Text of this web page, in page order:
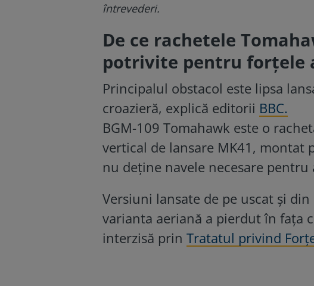
întrevederi.
De ce rachetele
potrivite pentru forțele
Principalul obstacol este lipsa
croazieră, explică editorii BBC.
BGM-109 Tomahawk este o
vertical de lansare MK41, montat
nu deține navele necesare
Versiuni lansate de pe uscat și
varianta aeriană a pierdut în fața
interzisă prin Tratatul privind